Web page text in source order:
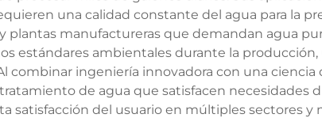
una calidad constante del agua para la
manufactureras que demandan agua
estándares ambientales durante la
ingeniería innovadora con una ciencia
de agua que satisfacen necesidades
del usuario en múltiples sectores y